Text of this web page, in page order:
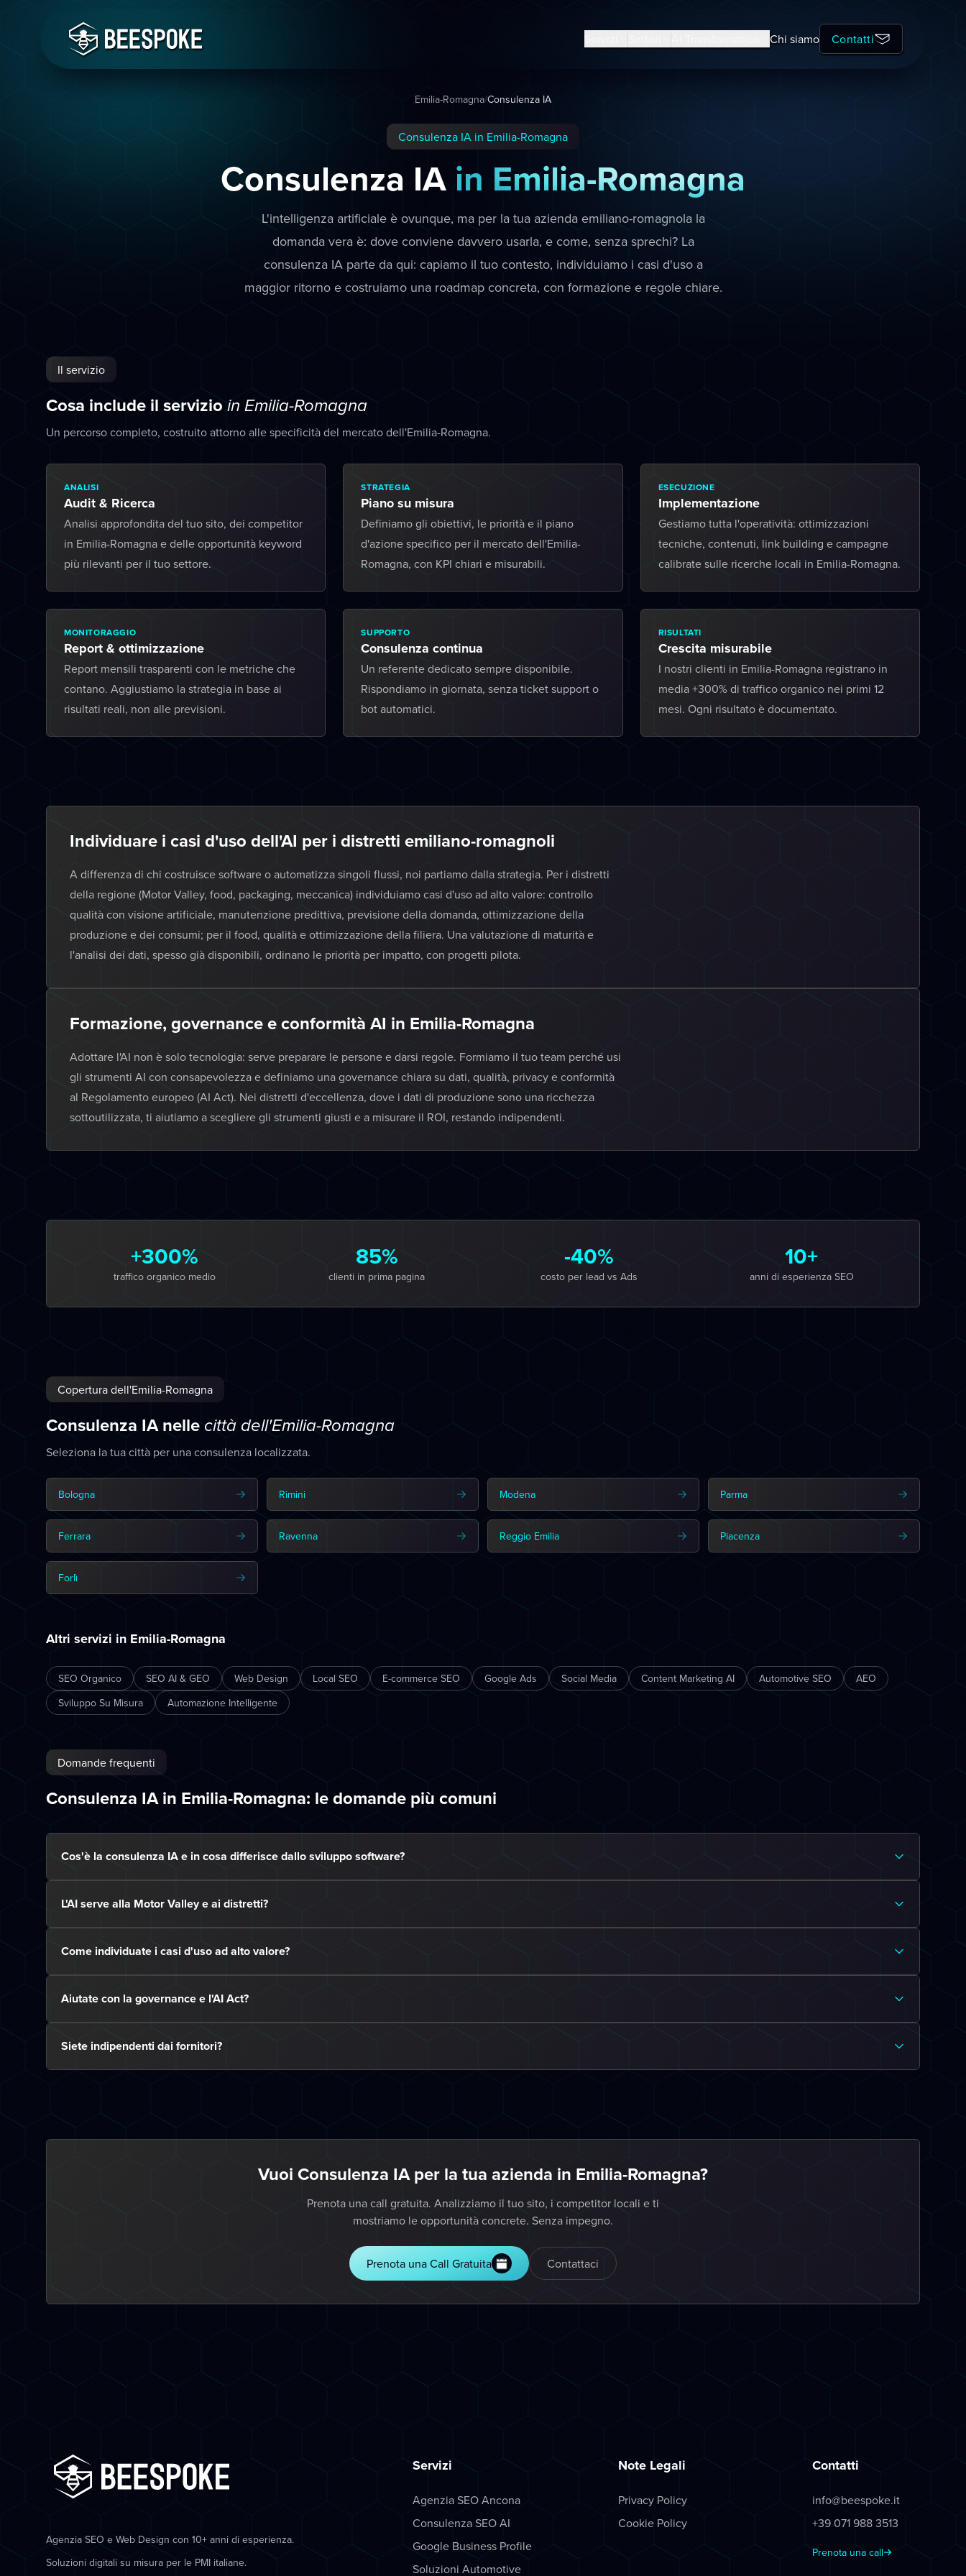
Chi siamo Contatti
Emilia-Romagna/Consulenza IA
Consulenza IA in Emilia-Romagna
Consulenza IA in Emilia-Romagna
L'intelligenza artificiale è ovunque, ma per la tua azienda emiliano-romagnola la
domanda vera è: dove conviene davvero usarla, e come, senza sprechi? La
consulenza IA parte da qui: capiamo il tuo contesto, individuiamo i casi d'uso a
maggior ritorno e costruiamo una roadmap concreta, con formazione e regole chiare.
Il servizio
Cosa include il servizioin Emilia-Romagna
Un percorso completo, costruito attorno alle specificità del mercato dell'Emilia-Romagna.
ANALISI
Audit & Ricerca
Analisi approfondita del tuo sito, dei competitor
in Emilia-Romagna e delle opportunità keyword
più rilevanti per il tuo settore.
STRATEGIA
Piano su misura
Definiamo gli obiettivi, le priorità e il piano
d'azione specifico per il mercato dell'Emilia-
Romagna, con KPI chiari e misurabili.
ESECUZIONE
Implementazione
Gestiamo tutta l'operatività: ottimizzazioni
tecniche, contenuti, link building e campagne
calibrate sulle ricerche locali in Emilia-Romagna.
MONITORAGGIO
Report & ottimizzazione
Report mensili trasparenti con le metriche che
contano. Aggiustiamo la strategia in base ai
risultati reali, non alle previsioni.
SUPPORTO
Consulenza continua
Un referente dedicato sempre disponibile.
Rispondiamo in giornata, senza ticket support o
bot automatici.
RISULTATI
Crescita misurabile
I nostri clienti in Emilia-Romagna registrano in
media +300% di traffico organico nei primi 12
mesi. Ogni risultato è documentato.
Individuare i casi d'uso dell'AI per i distretti emiliano-romagnoli
A differenza di chi costruisce software o automatizza singoli flussi, noi partiamo dalla strategia. Per i distretti
della regione (Motor Valley, food, packaging, meccanica) individuiamo casi d'uso ad alto valore: controllo
qualità con visione artificiale, manutenzione predittiva, previsione della domanda, ottimizzazione della
produzione e dei consumi; per il food, qualità e ottimizzazione della filiera. Una valutazione di maturità e
l'analisi dei dati, spesso già disponibili, ordinano le priorità per impatto, con progetti pilota.
Formazione, governance e conformità AI in Emilia-Romagna
Adottare l'AI non è solo tecnologia: serve preparare le persone e darsi regole. Formiamo il tuo team perché usi
gli strumenti AI con consapevolezza e definiamo una governance chiara su dati, qualità, privacy e conformità
al Regolamento europeo (AI Act). Nei distretti d'eccellenza, dove i dati di produzione sono una ricchezza
sottoutilizzata, ti aiutiamo a scegliere gli strumenti giusti e a misurare il ROI, restando indipendenti.
+300%
traffico organico medio
85%
clienti in prima pagina
-40%
costo per lead vs Ads
10+
anni di esperienza SEO
Copertura dell'Emilia-Romagna
Consulenza IA nellecittà dell'Emilia-Romagna
Seleziona la tua città per una consulenza localizzata.
Bologna Rimini Modena Parma
Ferrara Ravenna Reggio Emilia Piacenza
Forlì
Altri servizi in Emilia-Romagna
SEO Organico SEO AI & GEO Web Design Local SEO E-commerce SEO Google Ads Social Media Content Marketing AI Automotive SEO
AEO
Sviluppo Su Misura
Automazione Intelligente
Domande frequenti
Consulenza IA in Emilia-Romagna: le domande più comuni
Cos'è la consulenza IA e in cosa differisce dallo sviluppo software?
L'AI serve alla Motor Valley e ai distretti?
Come individuate i casi d'uso ad alto valore?
Aiutate con la governance e l'AI Act?
Siete indipendenti dai fornitori?
Vuoi Consulenza IA per la tua azienda in Emilia-Romagna?
Prenota una call gratuita. Analizziamo il tuo sito, i competitor locali e ti
mostriamo le opportunità concrete. Senza impegno.
Prenota una Call Gratuita Contattaci
Agenzia SEO e Web Design con 10+ anni di esperienza.
Soluzioni digitali su misura per le PMI italiane.
Servizi
Agenzia SEO Ancona
Consulenza SEO AI
Google Business Profile
Soluzioni Automotive
Note Legali
Privacy Policy
Cookie Policy
Contatti
info@beespoke.it
+39 071 988 3513
Prenota una call